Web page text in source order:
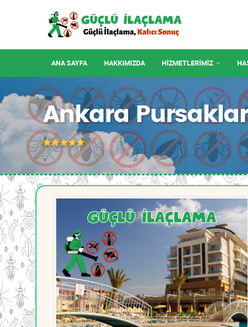
ANA SAYFA HAKKIMIZDA HIZMETLERIMIZ
Ankara